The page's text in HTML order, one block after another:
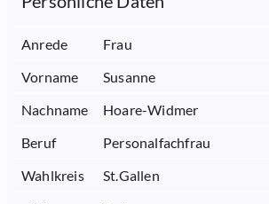
Anrede
Frau
Vorname
Susanne
Nachname
Hoare-Widmer
Beruf
Personalfachfrau
Wahlkreis
St.Gallen